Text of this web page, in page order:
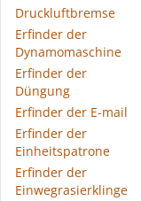
Druckluftbremse
Erfinder der
Dynamomaschine
Erfinder der
Düngung
Erfinder der E-mail
Erfinder der
Einheitspatrone
Erfinder der
Einwegrasierklinge